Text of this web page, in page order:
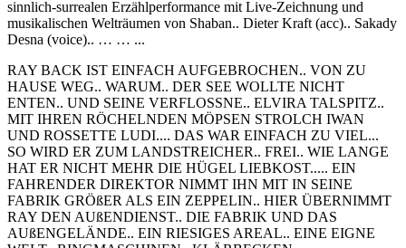
sinnlich-surrealen Erzählperformance mit Live-Zeichnung und
musikalischen Welträumen von Shaban.. Dieter Kraft (acc).. Sakady
Desna (voice).. … … ...
RAY BACK IST EINFACH AUFGEBROCHEN.. VON ZU
HAUSE WEG.. WARUM.. DER SEE WOLLTE NICHT
ENTEN.. UND SEINE VERFLOSSNE.. ELVIRA TALSPITZ..
MIT IHREN RÖCHELNDEN MÖPSEN STROLCH IWAN
UND ROSSETTE LUDI.... DAS WAR EINFACH ZU VIEL...
SO WIRD ER ZUM LANDSTREICHER.. FREI.. WIE LANGE
HAT ER NICHT MEHR DIE HÜGEL LIEBKOST..... EIN
FAHRENDER DIREKTOR NIMMT IHN MIT IN SEINE
FABRIK GRÖßER ALS EIN ZEPPELIN.. HIER ÜBERNIMMT
RAY DEN AUßENDIENST.. DIE FABRIK UND DAS
AUßENGELÄNDE.. EIN RIESIGES AREAL.. EINE EIGNE